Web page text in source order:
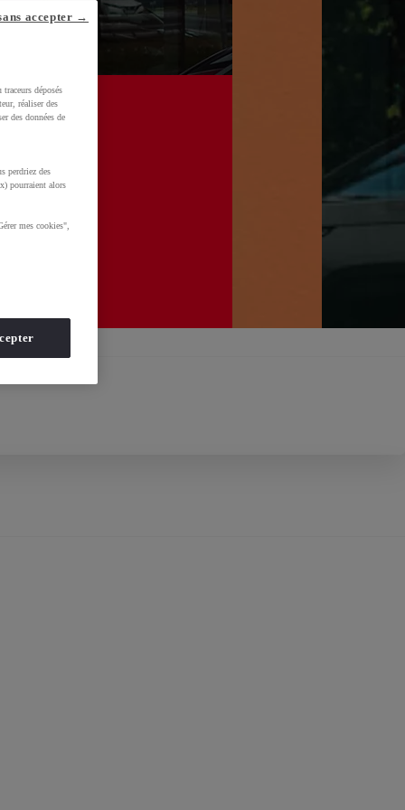
déposés
réaliser des
des données de
perdriez des
pourraient alors
mes cookies",
accepter →